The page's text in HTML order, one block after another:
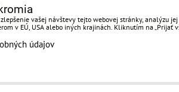
vašej návštevy tejto webovej stránky, analýzu
v EÚ, USA alebo iných krajinách. Kliknutím na
údajov